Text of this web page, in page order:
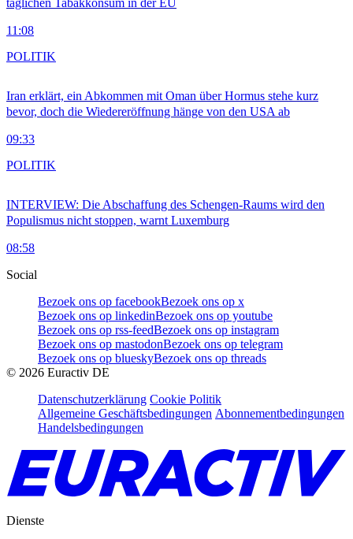
täglichen Tabakkonsum in der EU
11:08
Iran erklärt, ein Abkommen mit Oman über Hormus stehe kurz
bevor, doch die Wiedereröffnung hänge von den USA ab
09:33
POLITIK
INTERVIEW: Die Abschaffung des Schengen-Raums wird den
Populismus nicht stoppen, warnt Luxemburg
08:58
POLITIK
Social
Bezoek ons op facebookBezoek ons op x
Bezoek ons op linkedinBezoek ons op youtube
Bezoek ons op rss-feedBezoek ons op instagram
Bezoek ons op mastodonBezoek ons op telegram
Bezoek ons op blueskyBezoek ons op threads
© 2026 Euractiv DE
Datenschutzerklärung Cookie Politik
Allgemeine Geschäftsbedingungen Abonnementbedingungen
Handelsbedingungen
Dienste